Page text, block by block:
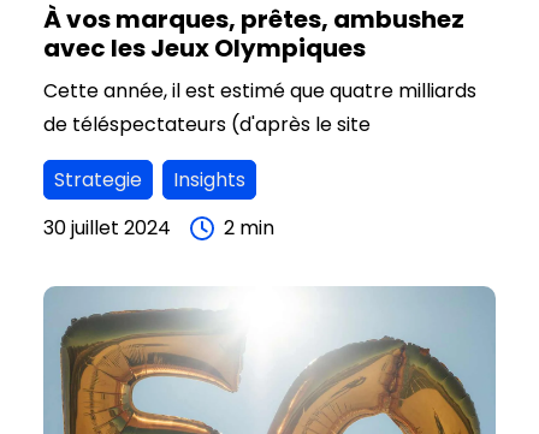
À vos marques, prêtes, ambushez
avec les Jeux Olympiques
Cette année, il est estimé que quatre milliards
de téléspectateurs (d'après le site
https://www.prefecture-region.gouv.fr)
suivront les jeux Olympiques et Paralympiques
de Paris, et que des millions de touristes
Pour les annonceurs, une telle visibilité est une
aubaine. La concurrence pour attirer l'attention
est alors intense. Certains, comme Coca-Cola,
Décathlon ou Carrefour, deviennent
partenaires officiels, tandis que d'autres
Strategie
Insights
30 juillet 2024
2 min